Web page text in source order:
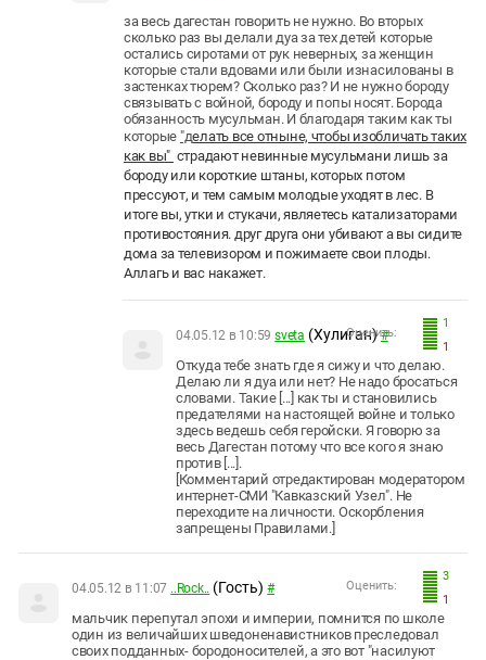
за весь дагестан говорить не нужно. Во вторых
сколько раз вы делали дуа за тех детей которые
остались сиротами от рук неверных, за женщин
которые стали вдовами или были изнасилованы в
застенках тюрем? Сколько раз? И не нужно бороду
связывать с войной, бороду и попы носят. Борода
обязанность мусульман. И благодаря таким как ты
которые "делать все отныне, чтобы изобличать таких
как вы" страдают невинные мусульмани лишь за
бороду или короткие штаны, которых потом
прессуют, и тем самым молодые уходят в лес. В
итоге вы, утки и стукачи, являетесь катализаторами
противостояния. друг друга они убивают а вы сидите
дома за телевизором и пожимаете свои плоды.
Аллагь и вас накажет.
1
1
Оценить:
04.05.12 в 10:59 sveta (Хулиган) #
Откуда тебе знать где я сижу и что делаю.
Делаю ли я дуа или нет? Не надо бросаться
словами. Такие [...] как ты и становились
предателями на настоящей войне и только
здесь ведешь себя геройски. Я говорю за
весь Дагестан потому что все кого я знаю
против [...].
[Комментарий отредактирован модератором
интернет-СМИ "Кавказский Узел". Не
переходите на личности. Оскорбления
запрещены Правилами.]
3
1
Оценить:
04.05.12 в 11:07 ..Rock.. (Гость) #
мальчик перепутал эпохи и империи, помнится по школе
один из величайших шведоненавистников преследовал
своих подданных- бородоносителей, а это вот "насилуют